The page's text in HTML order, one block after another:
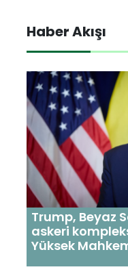
Haber Akışı
Trump, Beyaz
askeri
Yüksek